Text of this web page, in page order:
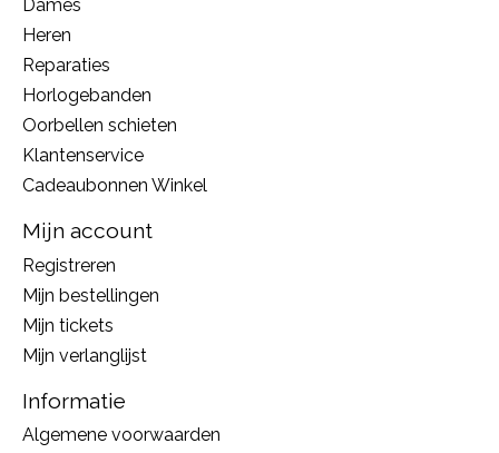
Dames
Heren
Reparaties
Horlogebanden
Oorbellen schieten
Klantenservice
Cadeaubonnen Winkel
Mijn account
Registreren
Mijn bestellingen
Mijn tickets
Mijn verlanglijst
Informatie
Algemene voorwaarden